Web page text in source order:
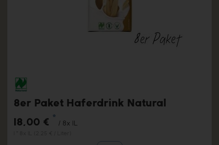
8er Paket Haferdrink Natural
18,00 € *
/ 8x 1L